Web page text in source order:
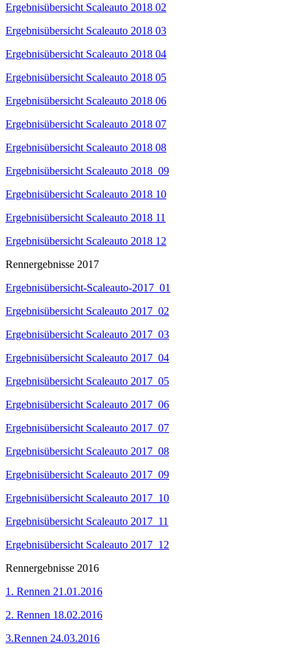
Ergebnisübersicht Scaleauto 2018 02
Ergebnisübersicht Scaleauto 2018 03
Ergebnisübersicht Scaleauto 2018 04
Ergebnisübersicht Scaleauto 2018 05
Ergebnisübersicht Scaleauto 2018 06
Ergebnisübersicht Scaleauto 2018 07
Ergebnisübersicht Scaleauto 2018 08
Ergebnisübersicht Scaleauto 2018_09
Ergebnisübersicht Scaleauto 2018 10
Ergebnisübersicht Scaleauto 2018 11
Ergebnisübersicht Scaleauto 2018 12
Rennergebnisse 2017
Ergebnisübersicht-Scaleauto-2017_01
Ergebnisübersicht Scaleauto 2017_02
Ergebnisübersicht Scaleauto 2017_03
Ergebnisübersicht Scaleauto 2017_04
Ergebnisübersicht Scaleauto 2017_05
Ergebnisübersicht Scaleauto 2017_06
Ergebnisübersicht Scaleauto 2017 07
Ergebnisübersicht Scaleauto 2017 08
Ergebnisübersicht Scaleauto 2017 09
Ergebnisübersicht Scaleauto 2017 10
Ergebnisübersicht Scaleauto 2017 11
Ergebnisübersicht Scaleauto 2017_12
Rennergebnisse 2016
1. Rennen 21.01.2016
2. Rennen 18.02.2016
3.Rennen 24.03.2016